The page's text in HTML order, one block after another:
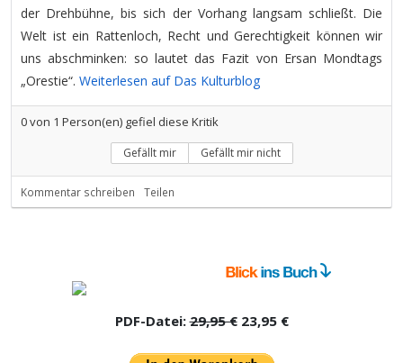
der Drehbühne, bis sich der Vorhang langsam schließt. Die
Welt ist ein Rattenloch, Recht und Gerechtigkeit können wir
uns abschminken: so lautet das Fazit von Ersan Mondtags
„Orestie“. Weiterlesen auf Das Kulturblog
0von 1 Person(en) gefiel diese Kritik
Gefällt mir Gefällt mir nicht
Kommentar schreiben Teilen
PDF-Datei:29,95 €23,95 €